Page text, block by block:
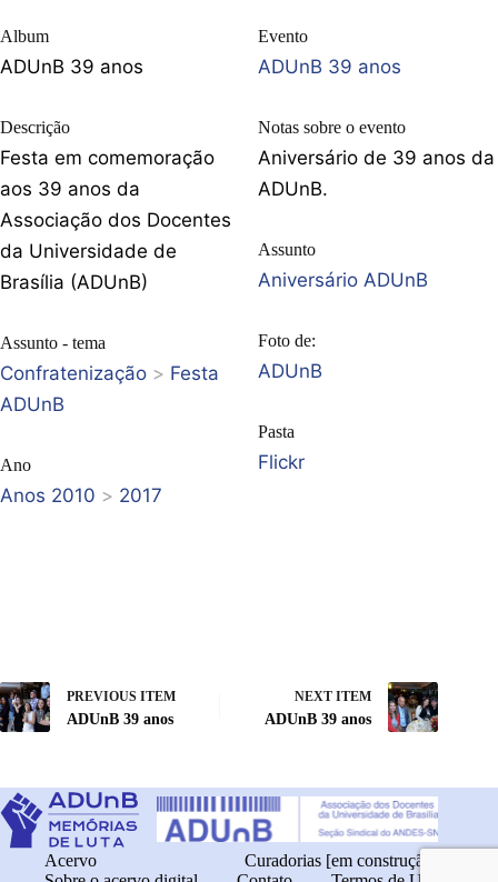
Album
ADUnB 39 anos
Descrição
Festa em comemoração
aos 39 anos da
Associação dos Docentes
da Universidade de
Brasília (ADUnB)
Assunto - tema
Confratenização > Festa
ADUnB
Ano
Anos 2010 > 2017
Evento
ADUnB 39 anos
Notas sobre o evento
Aniversário de 39 anos da
ADUnB.
Assunto
Aniversário ADUnB
Foto de:
ADUnB
Pasta
Flickr
PREVIOUS ITEM
ADUnB 39 anos
NEXT ITEM
ADUnB 39 anos
Acervo
Curadorias [em construção]